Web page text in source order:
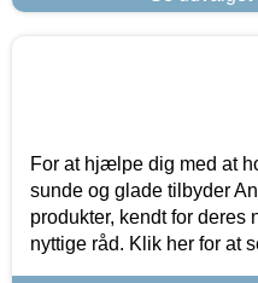
For at hjælpe dig med at
sunde og glade tilbyder
produkter, kendt for deres
nyttige råd. Klik her for at